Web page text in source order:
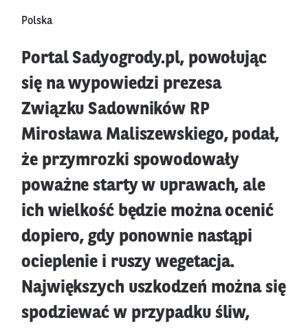
Polska
Portal Sadyogrody.pl, powołując
się na wypowiedzi prezesa
Związku Sadowników RP
Mirosława Maliszewskiego, podał,
że przymrozki spowodowały
poważne starty w uprawach, ale
ich wielkość będzie można ocenić
dopiero, gdy ponownie nastąpi
ocieplenie i ruszy wegetacja.
Największych uszkodzeń można się
spodziewać w przypadku śliw,